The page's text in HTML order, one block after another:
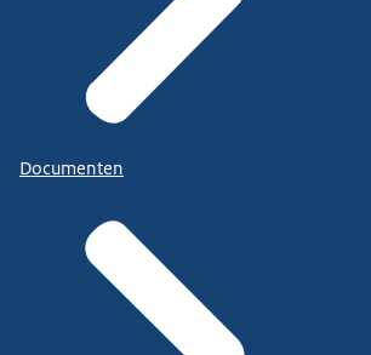
Documenten